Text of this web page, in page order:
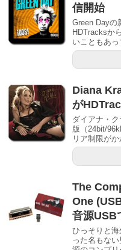
信開始
Green Dayの
HDTracksか
いこともあっ
Diana
が
ダイアナ・
版（24bit/
リア制限がか
The
One
音源USB
ひっそりと
った名もな